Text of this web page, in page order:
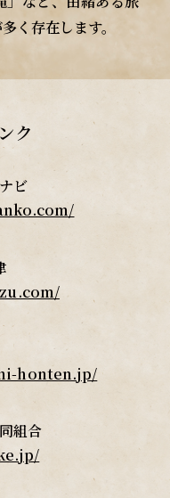
く存在します。
ク
ビ
honten.jp/
組合